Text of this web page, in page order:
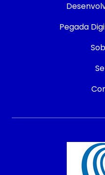
Pegada